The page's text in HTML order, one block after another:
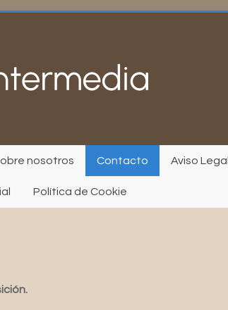
nosotros Contacto Aviso Legal
Política de Cookie